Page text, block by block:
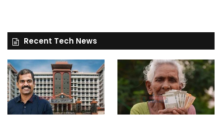
Recent Tech News